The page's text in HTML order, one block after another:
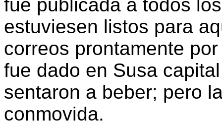
fue publicada a todos
estuviesen listos para
correos prontamente
fue dado en Susa
sentaron a beber; pero
conmovida.